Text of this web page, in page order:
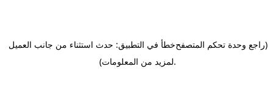
خطأ في التطبيق: حدث استثناء من جانب العميل(راجع وحدة تحكم المتصفح
لمزيد من المعلومات).